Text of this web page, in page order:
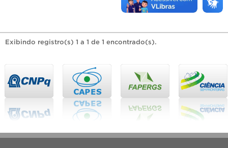
Exibindo registro(s) 1 a 1 de 1 encontrado(s).